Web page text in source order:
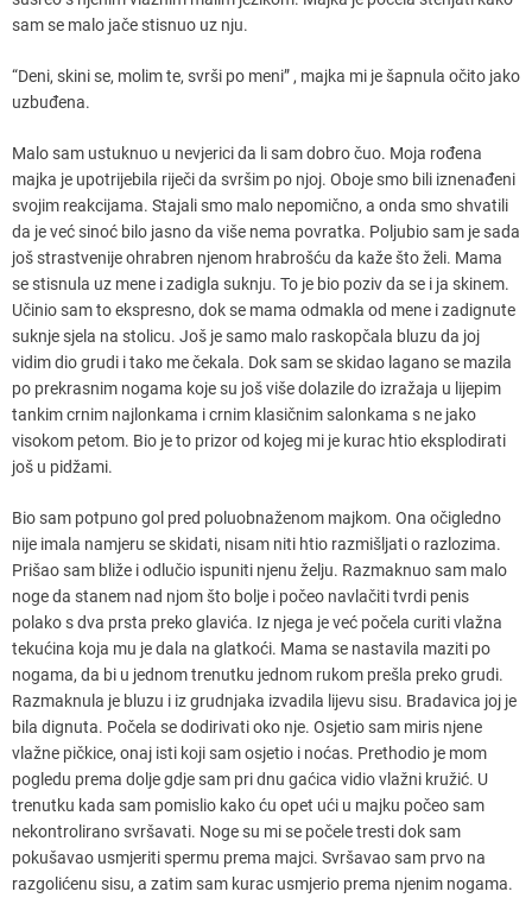
sam se malo jače stisnuo uz nju.
“Deni, skini se, molim te, svrši po meni” , majka mi je šapnula očito jako
uzbuđena.
Malo sam ustuknuo u nevjerici da li sam dobro čuo. Moja rođena
majka je upotrijebila riječi da svršim po njoj. Oboje smo bili iznenađeni
svojim reakcijama. Stajali smo malo nepomično, a onda smo shvatili
da je već sinoć bilo jasno da više nema povratka. Poljubio sam je sada
još strastvenije ohrabren njenom hrabrošću da kaže što želi. Mama
se stisnula uz mene i zadigla suknju. To je bio poziv da se i ja skinem.
Učinio sam to ekspresno, dok se mama odmakla od mene i zadignute
suknje sjela na stolicu. Još je samo malo raskopčala bluzu da joj
vidim dio grudi i tako me čekala. Dok sam se skidao lagano se mazila
po prekrasnim nogama koje su još više dolazile do izražaja u lijepim
tankim crnim najlonkama i crnim klasičnim salonkama s ne jako
visokom petom. Bio je to prizor od kojeg mi je kurac htio eksplodirati
još u pidžami.
Bio sam potpuno gol pred poluobnaženom majkom. Ona očigledno
nije imala namjeru se skidati, nisam niti htio razmišljati o razlozima.
Prišao sam bliže i odlučio ispuniti njenu želju. Razmaknuo sam malo
noge da stanem nad njom što bolje i počeo navlačiti tvrdi penis
polako s dva prsta preko glavića. Iz njega je već počela curiti vlažna
tekućina koja mu je dala na glatkoći. Mama se nastavila maziti po
nogama, da bi u jednom trenutku jednom rukom prešla preko grudi.
Razmaknula je bluzu i iz grudnjaka izvadila lijevu sisu. Bradavica joj je
bila dignuta. Počela se dodirivati oko nje. Osjetio sam miris njene
vlažne pičkice, onaj isti koji sam osjetio i noćas. Prethodio je mom
pogledu prema dolje gdje sam pri dnu gaćica vidio vlažni kružić. U
trenutku kada sam pomislio kako ću opet ući u majku počeo sam
nekontrolirano svršavati. Noge su mi se počele tresti dok sam
pokušavao usmjeriti spermu prema majci. Svršavao sam prvo na
razgolićenu sisu, a zatim sam kurac usmjerio prema njenim nogama.